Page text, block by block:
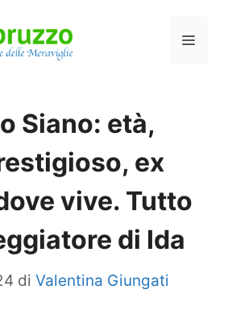
Menu
Siano: età,
ex
vive. Tutto
di Ida
di Valentina Giungati